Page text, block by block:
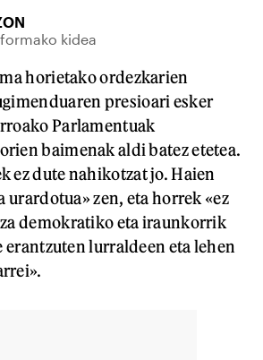
kidea
horietako ordezkarien
presioari esker
Parlamentuak
baimenak aldi batez etetea.
ez dute nahikotzat jo. Haien
zen, eta horrek «ez
demokratiko eta iraunkorrik
erantzuten lurraldeen eta lehen